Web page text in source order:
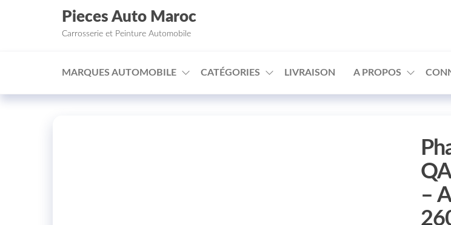
Aller au contenu
Pieces Auto Maroc
Carrosserie et Peinture Automobile
MARQUES AUTOMOBILE CATÉGORIES LIVRAISON A PROPOS
–